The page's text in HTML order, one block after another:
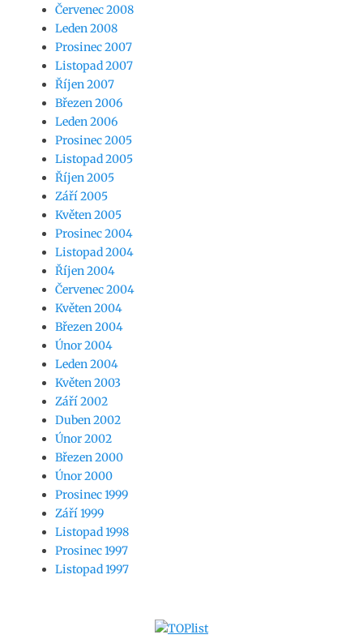
Červenec 2008
Leden 2008
Prosinec 2007
Listopad 2007
Říjen 2007
Březen 2006
Leden 2006
Prosinec 2005
Listopad 2005
Říjen 2005
Září 2005
Květen 2005
Prosinec 2004
Listopad 2004
Říjen 2004
Červenec 2004
Květen 2004
Březen 2004
Únor 2004
Leden 2004
Květen 2003
Září 2002
Duben 2002
Únor 2002
Březen 2000
Únor 2000
Prosinec 1999
Září 1999
Listopad 1998
Prosinec 1997
Listopad 1997